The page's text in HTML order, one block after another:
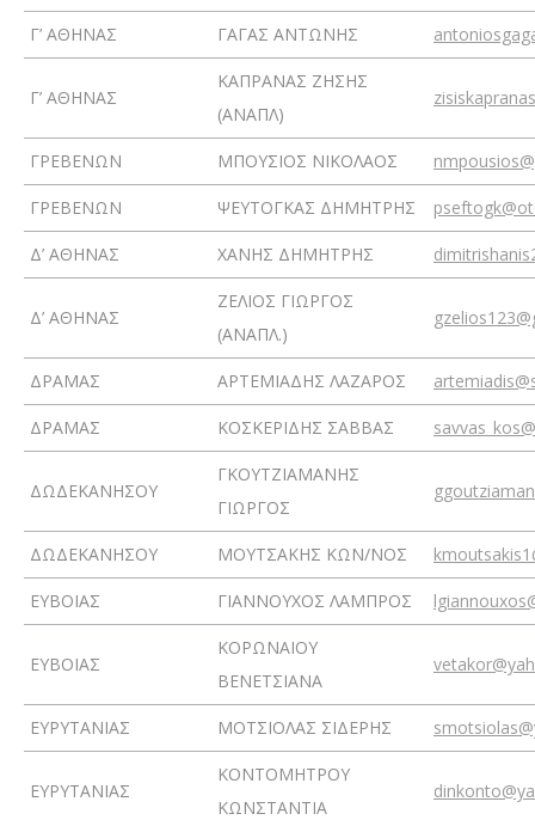
Γ’ ΑΘΗΝΑΣ ΓΑΓΑΣ ΑΝΤΩΝΗΣ
Γ’ ΑΘΗΝΑΣ
ΚΑΠΡΑΝΑΣ ΖΗΣΗΣ
(ΑΝΑΠΛ)
ΓΡΕΒΕΝΩΝ ΜΠΟΥΣΙΟΣ ΝΙΚΟΛΑΟΣ
ΓΡΕΒΕΝΩΝ ΨΕΥΤΟΓΚΑΣ ΔΗΜΗΤΡΗΣ
Δ’ ΑΘΗΝΑΣ ΧΑΝΗΣ ΔΗΜΗΤΡΗΣ
Δ’ ΑΘΗΝΑΣ
ΖΕΛΙΟΣ ΓΙΩΡΓΟΣ
(ΑΝΑΠΛ.)
ΔΡΑΜΑΣ ΑΡΤΕΜΙΑΔΗΣ ΛΑΖΑΡΟΣ
ΔΡΑΜΑΣ ΚΟΣΚΕΡΙΔΗΣ ΣΑΒΒΑΣ
ΔΩΔΕΚΑΝΗΣΟΥ
ΓΚΟΥΤΖΙΑΜΑΝΗΣ
ΓΙΩΡΓΟΣ
ΔΩΔΕΚΑΝΗΣΟΥ ΜΟΥΤΣΑΚΗΣ ΚΩΝ/ΝΟΣ
ΕΥΒΟΙΑΣ ΓΙΑΝΝΟΥΧΟΣ ΛΑΜΠΡΟΣ
ΕΥΒΟΙΑΣ
ΚΟΡΩΝΑΙΟΥ
ΒΕΝΕΤΣΙΑΝΑ
ΕΥΡΥΤΑΝΙΑΣ ΜΟΤΣΙΟΛΑΣ ΣΙΔΕΡΗΣ
ΕΥΡΥΤΑΝΙΑΣ
ΚΟΝΤΟΜΗΤΡΟΥ
ΚΩΝΣΤΑΝΤΙΑ